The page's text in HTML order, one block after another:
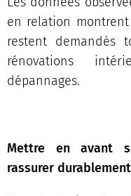
en relation
restent demandés
rénovations
dépannages.
Mettre en avant
rassurer durablement